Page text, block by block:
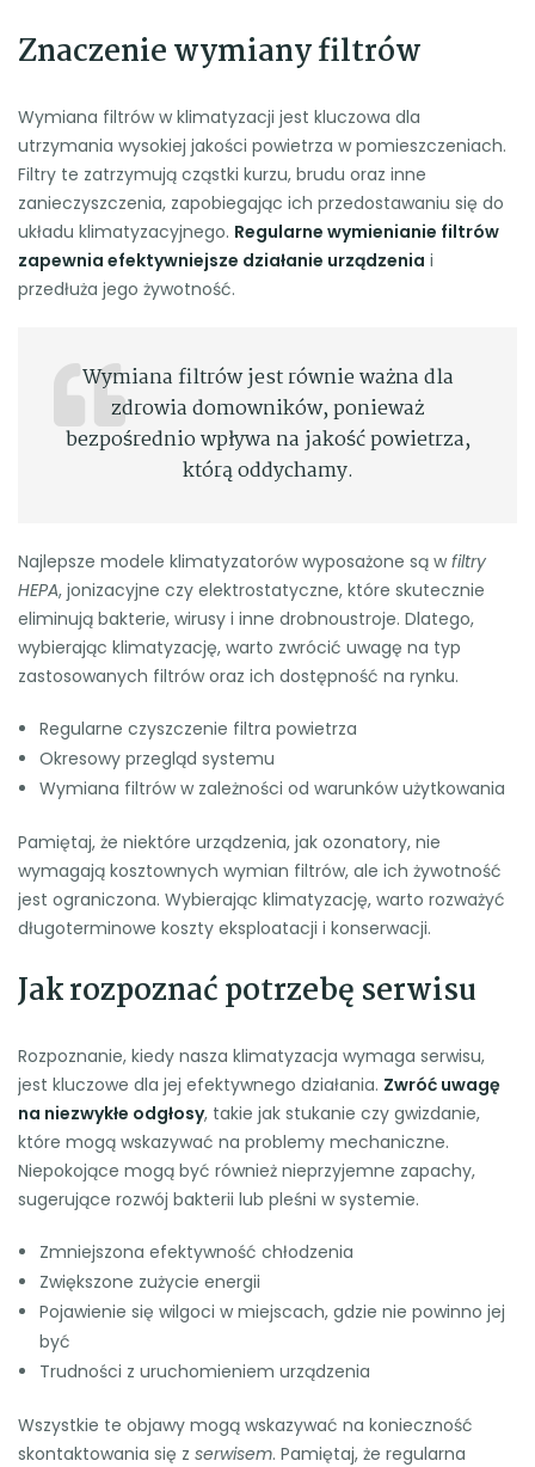
Znaczenie wymiany filtrów
Wymiana filtrów w klimatyzacji jest kluczowa dla
utrzymania wysokiej jakości powietrza w pomieszczeniach.
Filtry te zatrzymują cząstki kurzu, brudu oraz inne
zanieczyszczenia, zapobiegając ich przedostawaniu się do
układu klimatyzacyjnego. Regularne wymienianie filtrów
zapewnia efektywniejsze działanie urządzenia i
przedłuża jego żywotność.
Wymiana filtrów jest równie ważna dla
zdrowia domowników, ponieważ
bezpośrednio wpływa na jakość powietrza,
którą oddychamy.
Najlepsze modele klimatyzatorów wyposażone są wfiltry
HEPA, jonizacyjne czy elektrostatyczne, które skutecznie
eliminują bakterie, wirusy i inne drobnoustroje. Dlatego,
wybierając klimatyzację, warto zwrócić uwagę na typ
zastosowanych filtrów oraz ich dostępność na rynku.
Regularne czyszczenie filtra powietrza
Okresowy przegląd systemu
Wymiana filtrów w zależności od warunków użytkowania
Pamiętaj, że niektóre urządzenia, jak ozonatory, nie
wymagają kosztownych wymian filtrów, ale ich żywotność
jest ograniczona. Wybierając klimatyzację, warto rozważyć
długoterminowe koszty eksploatacji i konserwacji.
Jak rozpoznać potrzebę serwisu
Rozpoznanie, kiedy nasza klimatyzacja wymaga serwisu,
jest kluczowe dla jej efektywnego działania. Zwróć uwagę
na niezwykłe odgłosy, takie jak stukanie czy gwizdanie,
które mogą wskazywać na problemy mechaniczne.
Niepokojące mogą być również nieprzyjemne zapachy,
sugerujące rozwój bakterii lub pleśni w systemie.
Zmniejszona efektywność chłodzenia
Zwiększone zużycie energii
Pojawienie się wilgoci w miejscach, gdzie nie powinno jej
być
Trudności z uruchomieniem urządzenia
Wszystkie te objawy mogą wskazywać na konieczność
skontaktowania się z serwisem. Pamiętaj, że regularna